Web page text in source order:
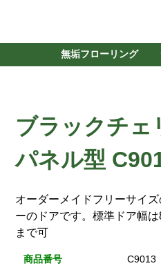
ブラックチェ
パネル型
オーダーメイドフリーサイ
ーのドアです。標準ドア幅
まで可
商品番号
C9013
無垢フローリング